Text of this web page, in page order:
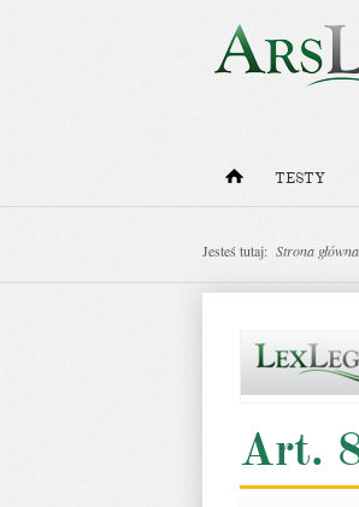
TESTY
Jesteś tutaj: Strona główna
Art.